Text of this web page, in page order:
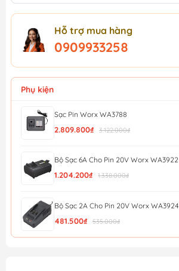
Hỗ trợ mua hàng
0909933258
Phụ kiện
Sạc Pin Worx WA3788
2.809.800₫ 3.122.000₫
Bộ Sạc 6A Cho Pin 20V Worx WA3922
1.204.200₫ 1.338.000₫
Bộ Sạc 2A Cho Pin 20V Worx WA3924
481.500₫ 535.000₫